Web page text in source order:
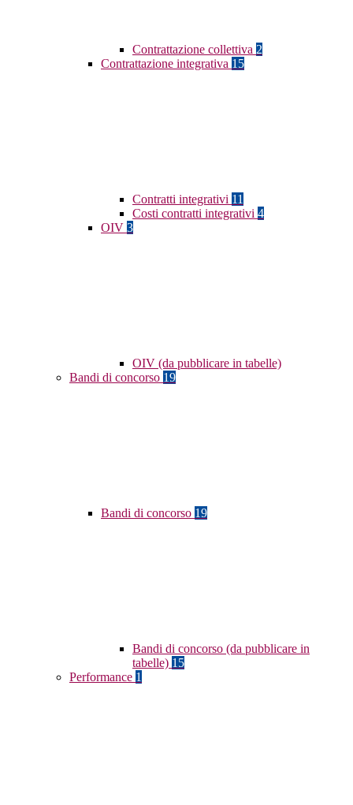
Contrattazione collettiva 2
Contrattazione integrativa 15
Contratti integrativi 11
Costi contratti integrativi 4
OIV 3
OIV (da pubblicare in tabelle)
Bandi di concorso 19
Bandi di concorso 19
Bandi di concorso (da pubblicare in
tabelle) 15
Performance 1